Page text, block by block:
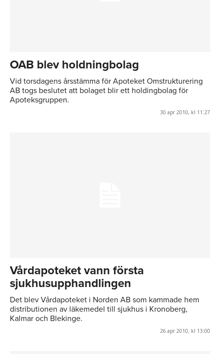
OAB blev holdningbolag
Vid torsdagens årsstämma för Apoteket Omstrukturering
AB togs beslutet att bolaget blir ett holdingbolag för
Apoteksgruppen.
30 apr 2010, kl 11:27
Vårdapoteket vann första
sjukhusupphandlingen
Det blev Vårdapoteket i Norden AB som kammade hem
distributionen av läkemedel till sjukhus i Kronoberg,
Kalmar och Blekinge.
26 apr 2010, kl 13:00